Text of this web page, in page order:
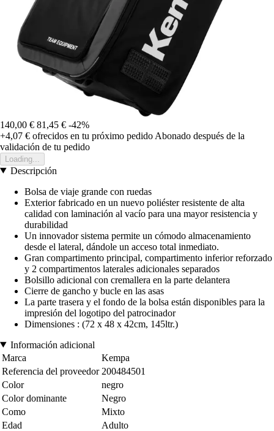
140,00 € 81,45 € -42%
+4,07 € ofrecidos en tu próximo pedido Abonado después de la
validación de tu pedido
Loading...
Descripción
Bolsa de viaje grande con ruedas
Exterior fabricado en un nuevo poliéster resistente de alta
calidad con laminación al vacío para una mayor resistencia y
durabilidad
Un innovador sistema permite un cómodo almacenamiento
desde el lateral, dándole un acceso total inmediato.
Gran compartimento principal, compartimento inferior reforzado
y 2 compartimentos laterales adicionales separados
Bolsillo adicional con cremallera en la parte delantera
Cierre de gancho y bucle en las asas
La parte trasera y el fondo de la bolsa están disponibles para la
impresión del logotipo del patrocinador
Dimensiones : (72 x 48 x 42cm, 145ltr.)
Información adicional
Marca
Kempa
Referencia del proveedor 200484501
Color
negro
Color dominante
Negro
Como
Mixto
Edad
Adulto